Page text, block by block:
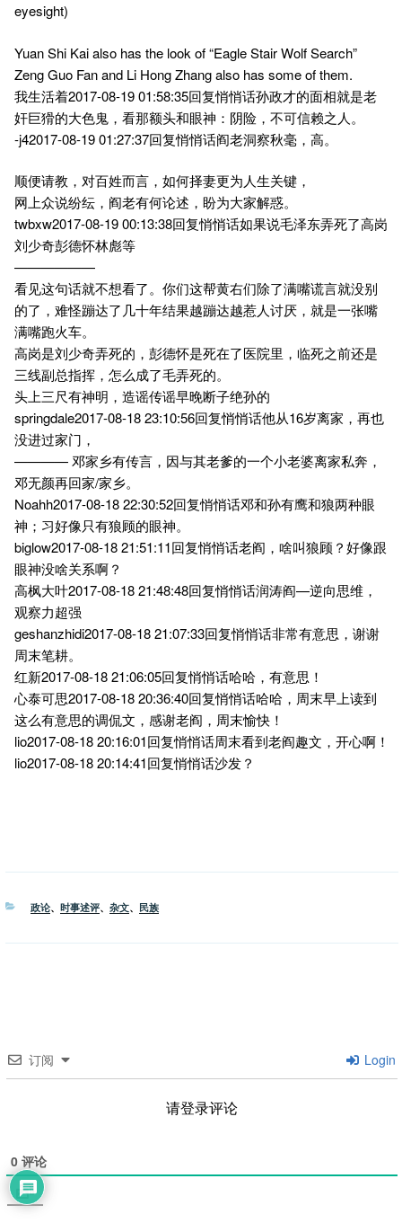
eyesight)
Yuan Shi Kai also has the look of “Eagle Stair Wolf Search”
Zeng Guo Fan and Li Hong Zhang also has some of them.
我生活着2017-08-19 01:58:35回复悄悄话孙政才的面相就是老
奸巨猾的大色鬼，看那额头和眼神：阴险，不可信赖之人。
-j42017-08-19 01:27:37回复悄悄话阎老洞察秋毫，高。
顺便请教，对百姓而言，如何择妻更为人生关键，
网上众说纷纭，阎老有何论述，盼为大家解惑。
twbxw2017-08-19 00:13:38回复悄悄话如果说毛泽东弄死了高岗
刘少奇彭德怀林彪等
——————
看见这句话就不想看了。你们这帮黄右们除了满嘴谎言就没别
的了，难怪蹦达了几十年结果越蹦达越惹人讨厌，就是一张嘴
满嘴跑火车。
高岗是刘少奇弄死的，彭德怀是死在了医院里，临死之前还是
三线副总指挥，怎么成了毛弄死的。
头上三尺有神明，造谣传谣早晚断子绝孙的
springdale2017-08-18 23:10:56回复悄悄话他从16岁离家，再也
没进过家门，
———— 邓家乡有传言，因与其老爹的一个小老婆离家私奔，
邓无颜再回家/家乡。
Noahh2017-08-18 22:30:52回复悄悄话邓和孙有鹰和狼两种眼
神；习好像只有狼顾的眼神。
biglow2017-08-18 21:51:11回复悄悄话老阎，啥叫狼顾？好像跟
眼神没啥关系啊？
高枫大叶2017-08-18 21:48:48回复悄悄话润涛阎—逆向思维，
观察力超强
geshanzhidi2017-08-18 21:07:33回复悄悄话非常有意思，谢谢
周末笔耕。
红新2017-08-18 21:06:05回复悄悄话哈哈，有意思！
心泰可思2017-08-18 20:36:40回复悄悄话哈哈，周末早上读到
这么有意思的调侃文，感谢老阎，周末愉快！
lio2017-08-18 20:16:01回复悄悄话周末看到老阎趣文，开心啊！
lio2017-08-18 20:14:41回复悄悄话沙发？
分
政论、 时事述评、 杂文、 民族
订阅 Login
请登录评论
0 评论